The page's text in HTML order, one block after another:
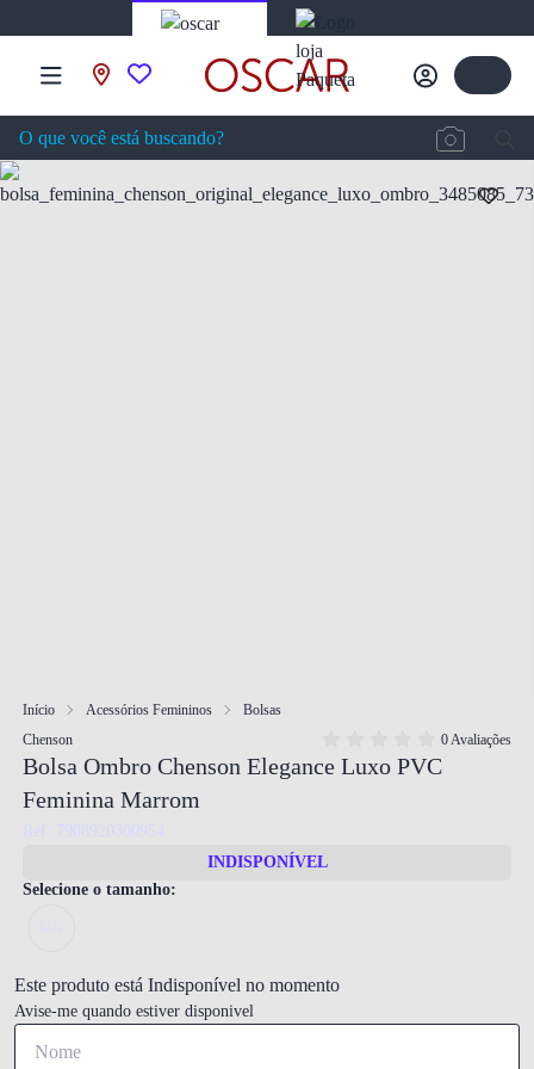
Início Acessórios Femininos
Bolsas
Chenson
0 Avaliações
Bolsa Ombro Chenson Elegance Luxo PVC
Feminina Marrom
Ref: 7908920300954
INDISPONÍVEL
Selecione o tamanho:
Este produto está Indisponível no momento
Avise-me quando estiver disponivel